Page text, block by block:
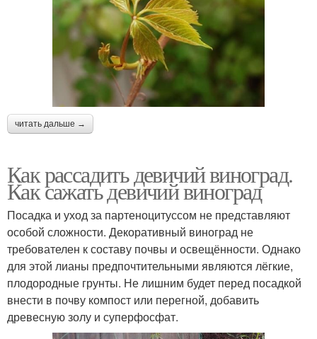
читать дальше →
Как рассадить девичий виноград.
Как сажать девичий виноград
Посадка и уход за партеноцитуссом не представляют
особой сложности. Декоративный виноград не
требователен к составу почвы и освещённости. Однако
для этой лианы предпочтительными являются лёгкие,
плодородные грунты. Не лишним будет перед посадкой
внести в почву компост или перегной, добавить
древесную золу и суперфосфат.